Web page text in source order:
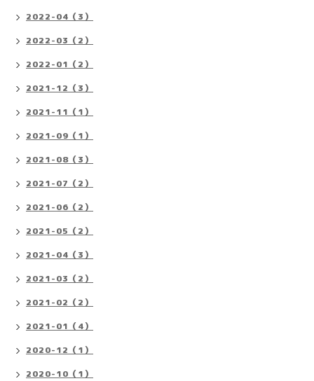
2022-04（3）
2022-03（2）
2022-01（2）
2021-12（3）
2021-11（1）
2021-09（1）
2021-08（3）
2021-07（2）
2021-06（2）
2021-05（2）
2021-04（3）
2021-03（2）
2021-02（2）
2021-01（4）
2020-12（1）
2020-10（1）